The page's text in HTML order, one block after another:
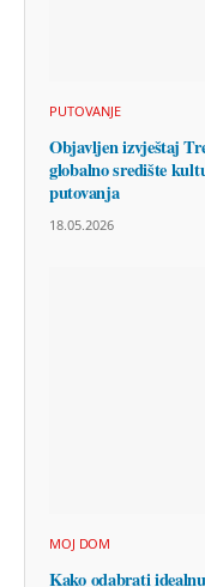
PUTOVANJE
Objavljen izvještaj
globalno središte
putovanja
18.05.2026
MOJ DOM
Kako odabrati